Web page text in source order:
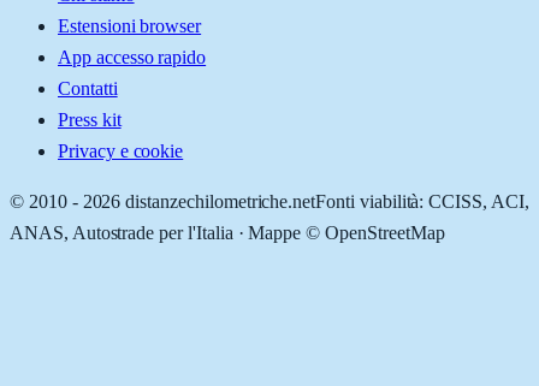
Estensioni browser
App accesso rapido
Contatti
Press kit
Privacy e cookie
© 2010 - 2026 distanzechilometriche.netFonti viabilità: CCISS, ACI,
ANAS, Autostrade per l'Italia · Mappe © OpenStreetMap